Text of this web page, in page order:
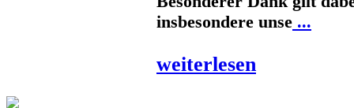
insbesondere unse ...
weiterlesen